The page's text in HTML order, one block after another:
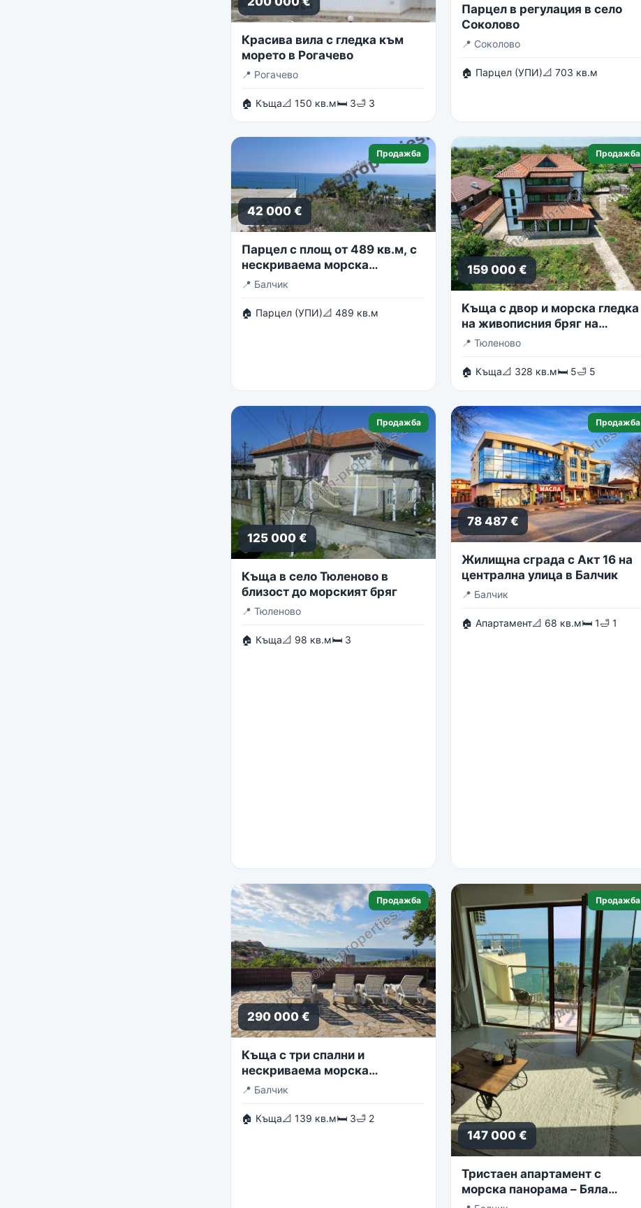
Красива вила с гледка към
морето в Рогачево
📍 Рогачево
🏠 Къща📐 150 кв.м🛏 3🛁 3
Парцел в регулация в село
Соколово
📍 Соколово
🏠 Парцел (УПИ)📐 703 кв.м
Продажба
42 000 €
Парцел с площ от 489 кв.м, с
нескриваема морска
панорама
📍 Балчик
🏠 Парцел (УПИ)📐 489 кв.м
Продажба
159 000 €
Kъща с двор и морска гледка
на живописния бряг на
Тюленово
📍 Тюленово
🏠 Къща📐 328 кв.м🛏 5🛁 5
Продажба
125 000 €
Къща в село Тюленово в
близост до морският бряг
📍 Тюленово
🏠 Къща📐 98 кв.м🛏 3
Продажба
78 487 €
Жилищна сграда с Акт 16 на
централна улица в Балчик
📍 Балчик
🏠 Апартамент📐 68 кв.м🛏 1🛁 1
Продажба
290 000 €
Къща с три спални и
нескриваема морска
панорама
📍 Балчик
🏠 Къща📐 139 кв.м🛏 3🛁 2
Продажба
147 000 €
Тристаен апартамент с
морска панорама – Бяла
Лагуна, комплекс Golf Coast